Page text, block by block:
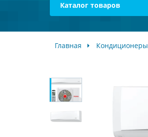
Каталог товаров
Главная Кондиционеры